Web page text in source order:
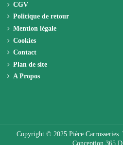
CGV
Politique de retour
Mention légale
Cookies
Contact
Plan de site
A Propos
Copyright © 2025 Pièce Carrosseries.
Conception 365